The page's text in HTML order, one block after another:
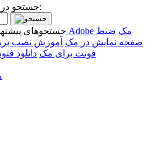
جستجو در کامل‌ترین آرشیو مک ایران:
جستجوهای برنامه‌های Adobe مک ضبط
صفحه نمایش در مک آموزش نصب
فونت برای مک دانلود